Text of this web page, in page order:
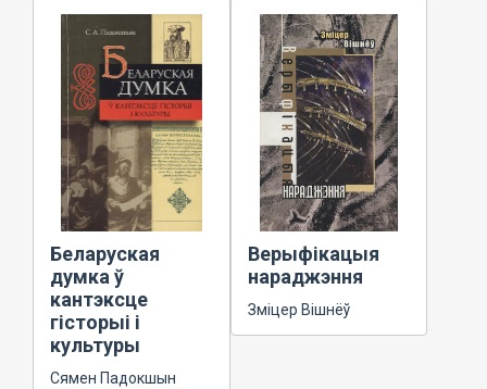
Беларуская
думка ў
кантэксце
гісторыі і
культуры
Сямен Падокшын
Верыфікацыя
нараджэння
Зміцер Вішнёў